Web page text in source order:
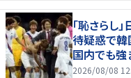
「恥さらし
待疑惑で
国内でも強
とになる」
2026/08/08